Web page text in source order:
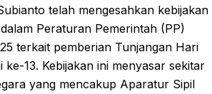
telah mengesahkan kebijakan
Peraturan Pemerintah (PP)
terkait pemberian Tunjangan Hari
ke-13. Kebijakan ini menyasar sekitar
yang mencakup Aparatur Sipil